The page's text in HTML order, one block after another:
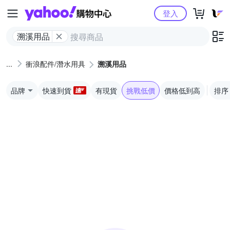
Yahoo購物中心
溯溪用品
登入
衝浪配件/潛水用具 溯溪用品
品牌 快速到貨 有現貨 挑戰低價 價格低到高 排序